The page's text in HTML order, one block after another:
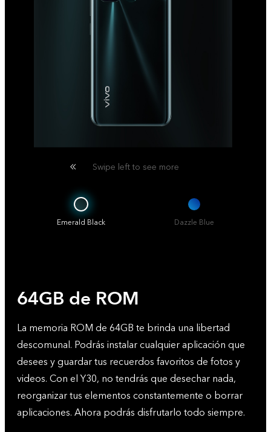
Swipe left to see more
Emerald Black Dazzle Blue
64GB de ROM
La memoria ROM de 64GB te brinda una libertad
descomunal. Podrás instalar cualquier aplicación que
desees y guardar tus recuerdos favoritos de fotos y
videos. Con el Y30, no tendrás que desechar nada,
reorganizar tus elementos constantemente o borrar
aplicaciones. Ahora podrás disfrutarlo todo siempre.